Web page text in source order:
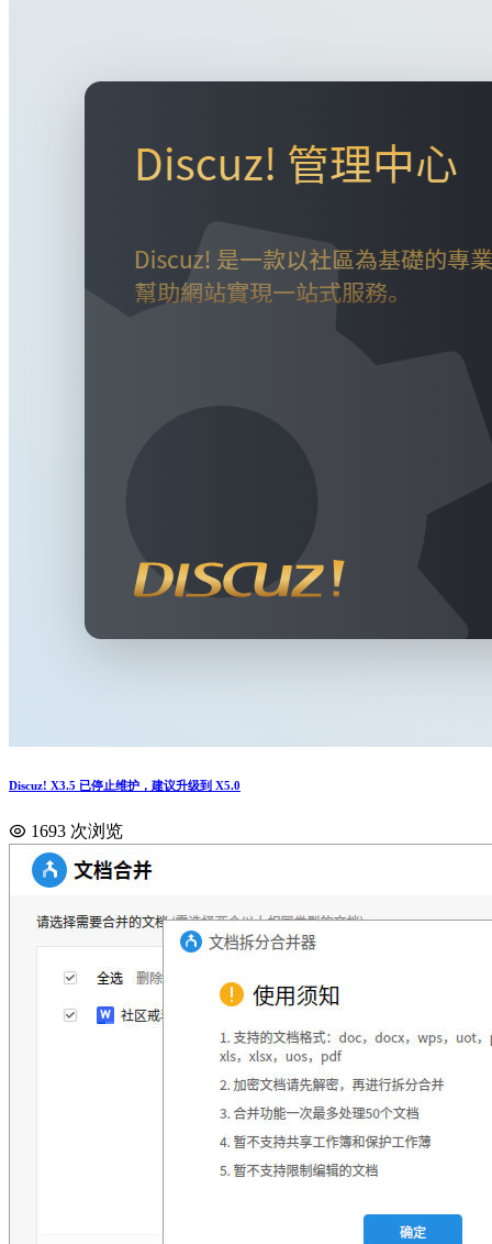
Discuz! X3.5 已停止维护，建议升级到 X5.0
1693 次浏览